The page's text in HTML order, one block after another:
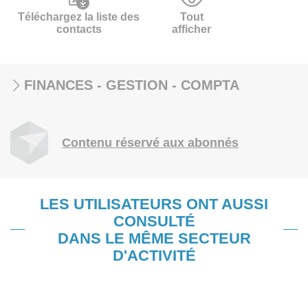
Téléchargez la liste des
contacts
Tout
afficher
FINANCES - GESTION - COMPTA
Contenu réservé aux abonnés
LES UTILISATEURS ONT AUSSI
CONSULTÉ
DANS LE MÊME SECTEUR
D'ACTIVITÉ